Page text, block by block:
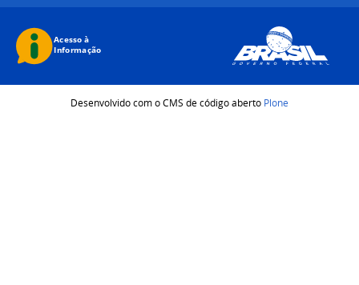
Desenvolvido com o CMS de código aberto Plone